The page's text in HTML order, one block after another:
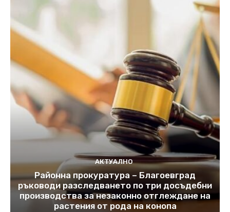
АКТУАЛНО
Районна прокуратура – Благоевград
ръководи разследването по три досъдебни
производства за незаконно отглеждане на
растения от рода на конопа